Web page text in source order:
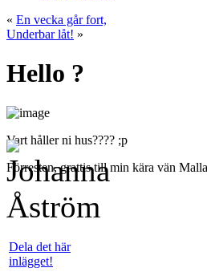
« En vecka går fort,
Underbar låt! »
Hello ?
Vart håller ni hus???? ;p
Förresten, grattis till min kära vän
Dela det här
inlägget!